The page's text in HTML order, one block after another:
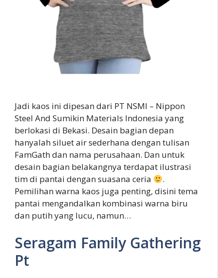
Jadi kaos ini dipesan dari PT NSMI – Nippon
Steel And Sumikin Materials Indonesia yang
berlokasi di Bekasi. Desain bagian depan
hanyalah siluet air sederhana dengan tulisan
FamGath dan nama perusahaan. Dan untuk
desain bagian belakangnya terdapat ilustrasi
tim di pantai dengan suasana ceria
.
Pemilihan warna kaos juga penting, disini tema
pantai mengandalkan kombinasi warna biru
dan putih yang lucu, namun…
Seragam Family Gathering
Pt